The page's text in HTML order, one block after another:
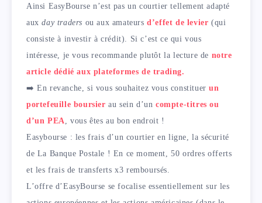
Ainsi EasyBourse n’est pas un courtier tellement adapté
auxday traders ou aux amateursd’effet de levier (qui
consiste à investir à crédit). Si c’est ce qui vous
intéresse, je vous recommande plutôt la lecture de notre
article dédié aux plateformes de trading.
➡️ En revanche, si vous souhaitez vous constituerun
portefeuille boursier au sein d’uncompte-titres ou
d’un PEA, vous êtes au bon endroit !
Easybourse : les frais d’un courtier en ligne, la sécurité
de La Banque Postale ! En ce moment, 50 ordres offerts
et les frais de transferts x3 remboursés.
L’offre d’EasyBourse se focalise essentiellement sur les